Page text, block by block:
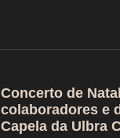
Concerto de
colaboradores e
Capela da Ulbra